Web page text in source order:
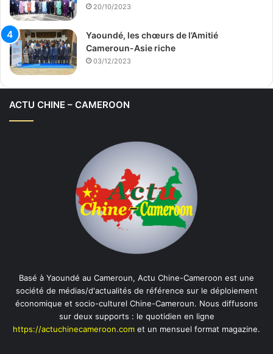
20/10/2023
Yaoundé, les chœurs de l’Amitié
Cameroun-Asie riche
03/12/2023
ACTU CHINE – CAMEROON
Basé à Yaoundé au Cameroun, Actu Chine-Cameroon est une
société de médias/d'actualités de référence sur le déploiement
économique et socio-culturel Chine-Cameroun. Nous diffusons
sur deux supports : le quotidien en ligne
https://actuchinecameroon.com et un mensuel format magazine.